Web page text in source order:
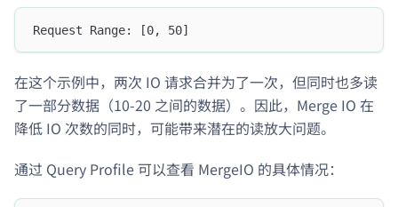
Request Range: [0, 50]
在这个示例中，两次 IO 请求合并为了一次，但同时也多读
了一部分数据（10-20 之间的数据）。因此，Merge IO 在
降低 IO 次数的同时，可能带来潜在的读放大问题。
通过 Query Profile 可以查看 MergeIO 的具体情况：